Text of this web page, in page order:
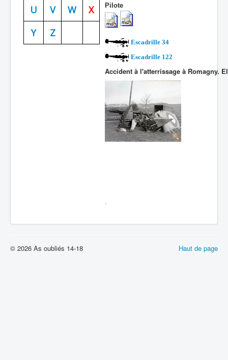
Cahiers des As
U
V W
X
Y
Z
Pilote
Escadrille 34
Escadrille 122
Accident à l'atterrissage à Romagny.
Haut de page
© 2026 As oubliés 14-18